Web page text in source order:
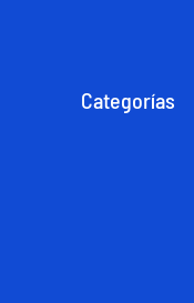
Categorías